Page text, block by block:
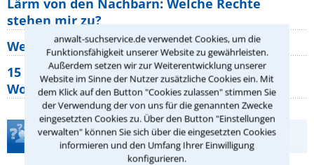
anwalt-suchservice.de verwendet Cookies, um die
Funktionsfähigkeit unserer Website zu gewährleisten.
Außerdem setzen wir zur Weiterentwicklung unserer
Website im Sinne der Nutzer zusätzliche Cookies ein. Mit
dem Klick auf den Button "Cookies zulassen" stimmen Sie
der Verwendung der von uns für die genannten Zwecke
eingesetzten Cookies zu. Über den Button "Einstellungen
verwalten" können Sie sich über die eingesetzten Cookies
informieren und den Umfang Ihrer Einwilligung
konfigurieren.
Lärm von den Nachbarn: Welche Rechte
stehen mir zu?
Wer muss Zweitwohnungssteuer zahlen?
15 elementare Rechte, die jeder
Wohnungseigentümer kennen sollte
Teste Dein Rechtswissen